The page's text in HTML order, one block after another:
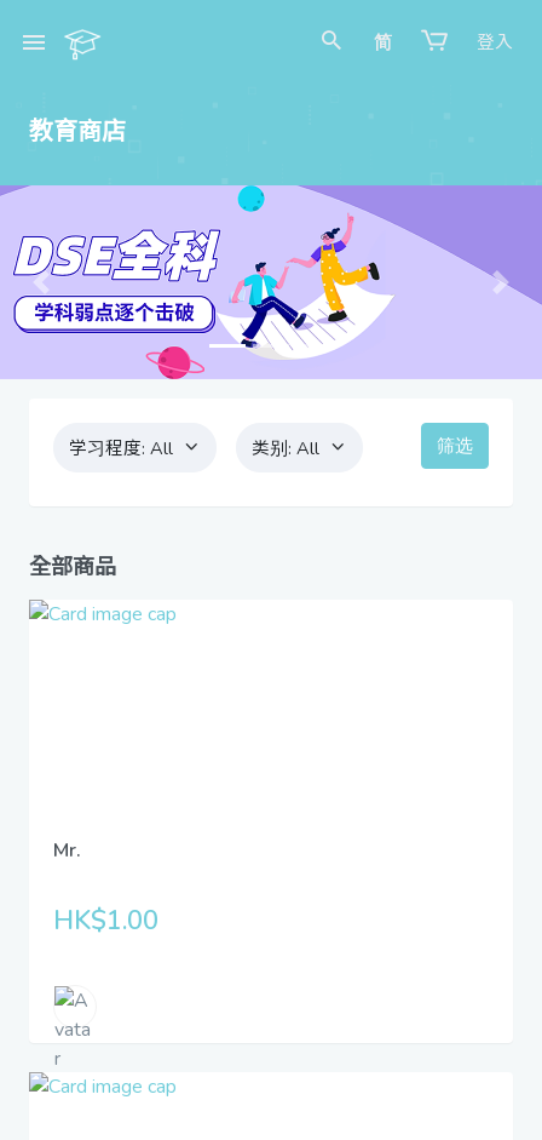
简 登入
教育商店
Previous Next
学习程度: All 类别: All 筛选
全部商品
Mr.
HK$1.00